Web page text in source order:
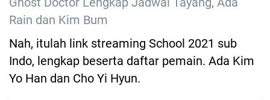
Rain dan Kim Bum
Nah, itulah link streaming School 2021 sub
Indo, lengkap beserta daftar pemain. Ada Kim
Yo Han dan Cho Yi Hyun.